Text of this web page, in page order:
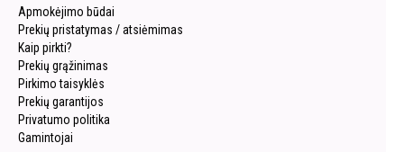
Apmokėjimo būdai
Prekių pristatymas / atsiėmimas
Kaip pirkti?
Prekių grąžinimas
Pirkimo taisyklės
Prekių garantijos
Privatumo politika
Gamintojai